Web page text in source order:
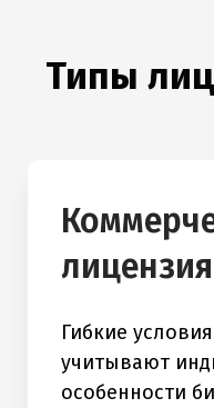
Типы
лицензия
Гибкие
учитывают
особенности